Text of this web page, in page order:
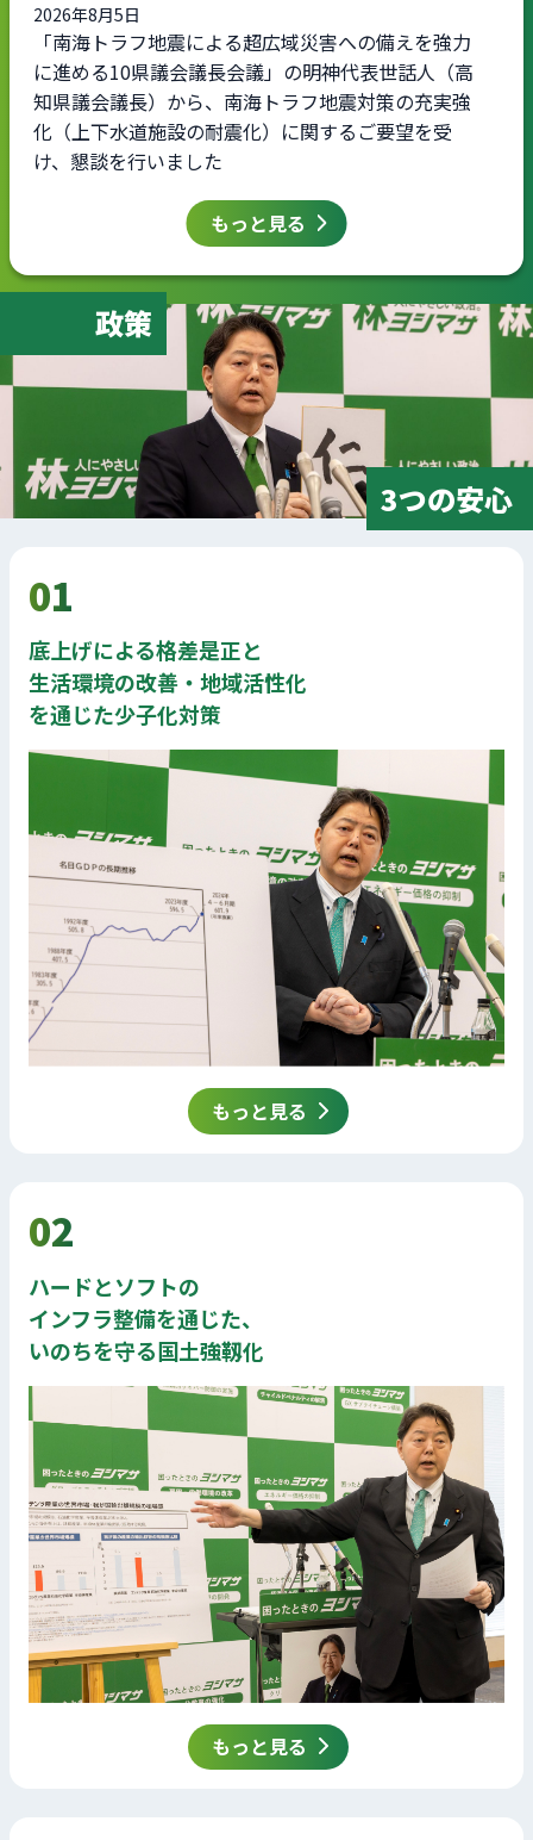
もっと見る
2026年8月5日
「南海トラフ地震による超広域災害への備えを強力
に進める10県議会議長会議」の明神代表世話人（高
知県議会議長）から、南海トラフ地震対策の充実強
化（上下水道施設の耐震化）に関するご要望を受
け、懇談を行いました
政策
3つの安心
01
底上げによる格差是正と
生活環境の改善・地域活性化
を通じた少子化対策
もっと見る
02
ハードとソフトの
インフラ整備を通じた、
いのちを守る国土強靱化
もっと見る